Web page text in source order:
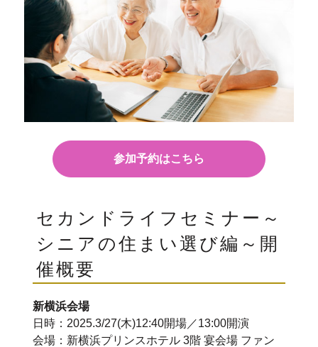
参加予約はこちら
セカンドライフセミナー～
シニアの住まい選び編～開
催概要
新横浜会場
日時：2025.3/27(木)12:40開場／13:00開演
会場：新横浜プリンスホテル 3階 宴会場 ファン